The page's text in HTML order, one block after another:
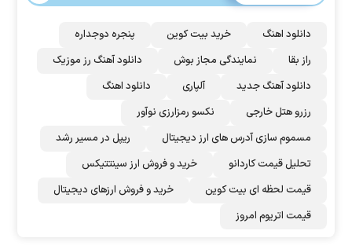
دانلود اهنگ خرید بیت کوین
پنجره دوجداره
راز بقا
نمایندگی مجاز بوش
دانلود آهنگ رز‌ موزیک
دانلود آهنگ جدید
آلپاری
دانلود اهنگ
رزرو هتل خارجی
نکسو رمزارزی نوآور
مسموم سازی آدرس های ارز دیجیتال
ریپل در مسیر رشد
تحلیل قیمت کاردانو
خرید و فروش ارز سینتتیکس
قیمت لحظه ای بیت کوین
خرید و فروش ارزهای دیجیتال
قیمت اتریوم امروز